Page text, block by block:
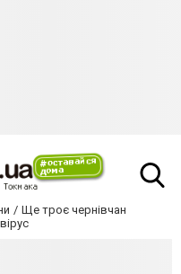
Ще троє чернівчан